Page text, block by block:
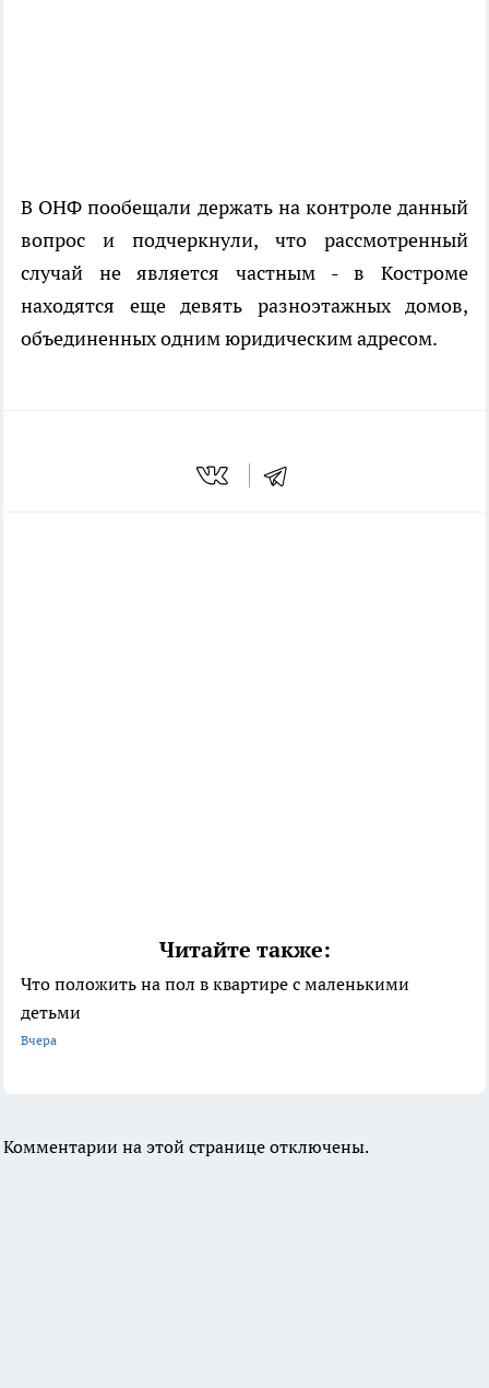
В ОНФ пообещали держать на контроле данный
вопрос и подчеркнули, что рассмотренный
случай не является частным - в Костроме
находятся еще девять разноэтажных домов,
объединенных одним юридическим адресом.
Читайте также:
Что положить на пол в квартире с маленькими
детьми
Вчера
Комментарии на этой странице отключены.